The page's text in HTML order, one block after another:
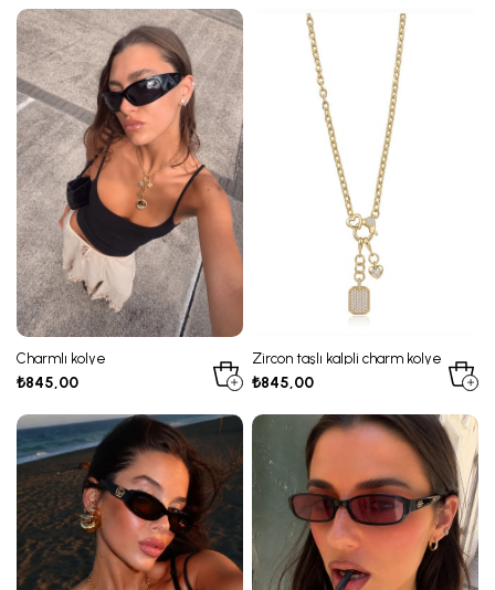
Charmlı kolye
₺845,00
Zircon taşlı kalpli charm kolye
₺845,00